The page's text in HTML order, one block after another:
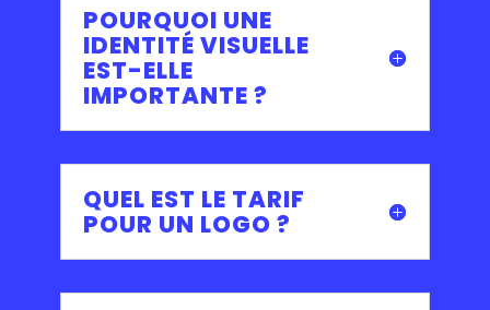
POURQUOI UNE
IDENTITÉ VISUELLE
EST-ELLE
IMPORTANTE ?
QUEL EST LE TARIF
POUR UN LOGO ?